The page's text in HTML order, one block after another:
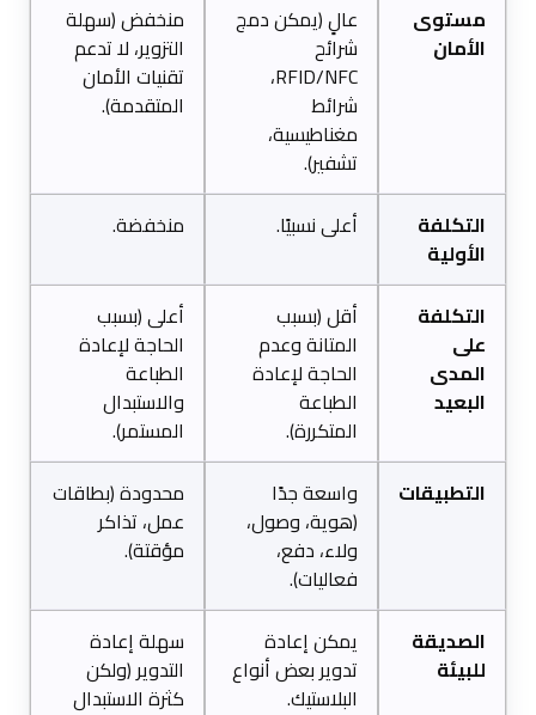
مستوى
الأمان
عالٍ (يمكن دمج
شرائح
RFID/NFC،
شرائط
مغناطيسية،
تشفير).
منخفض (سهلة
التزوير، لا تدعم
تقنيات الأمان
المتقدمة).
التكلفة
الأولية
أعلى نسبيًا. منخفضة.
التكلفة
على
المدى
البعيد
أقل (بسبب
المتانة وعدم
الحاجة لإعادة
الطباعة
المتكررة).
أعلى (بسبب
الحاجة لإعادة
الطباعة
والاستبدال
المستمر).
التطبيقات
واسعة جدًا
(هوية، وصول،
ولاء، دفع،
فعاليات).
محدودة (بطاقات
عمل، تذاكر
مؤقتة).
الصديقة
للبيئة
يمكن إعادة
تدوير بعض أنواع
البلاستيك.
سهلة إعادة
التدوير (ولكن
كثرة الاستبدال